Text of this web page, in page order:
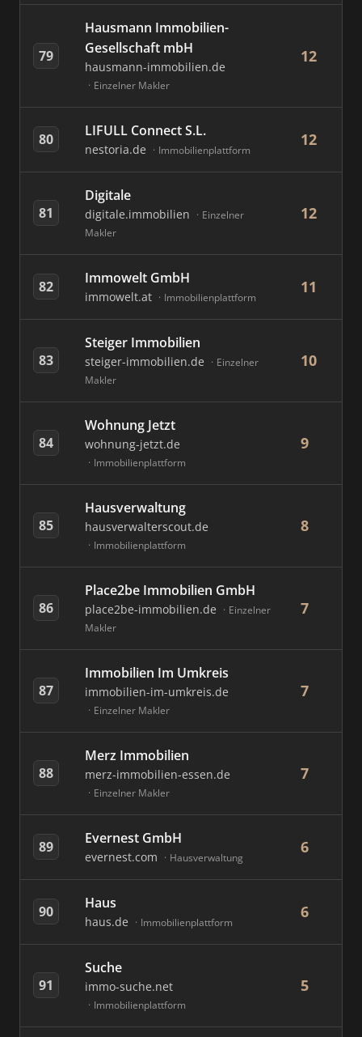
79
Hausmann Immobilien-
Gesellschaft mbH
hausmann-immobilien.de
Einzelner Makler
12
80 LIFULL Connect S.L.
nestoria.de Immobilienplattform
12
81
Digitale
digitale.immobilien
Einzelner
Makler
12
82 Immowelt GmbH
immowelt.at Immobilienplattform
11
83
Steiger Immobilien
steiger-immobilien.de
Einzelner
Makler
10
84
Wohnung Jetzt
wohnung-jetzt.de
Immobilienplattform
9
85
Hausverwaltung
hausverwalterscout.de
Immobilienplattform
8
86
Place2be Immobilien GmbH
place2be-immobilien.de
Einzelner
Makler
7
87
Immobilien Im Umkreis
immobilien-im-umkreis.de
Einzelner Makler
7
88
Merz Immobilien
merz-immobilien-essen.de
Einzelner Makler
7
89 Evernest GmbH
evernest.com Hausverwaltung
6
90 Haus
haus.de Immobilienplattform
6
91
Suche
immo-suche.net
Immobilienplattform
5